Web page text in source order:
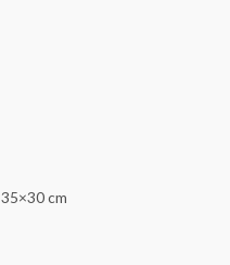
35×30 cm